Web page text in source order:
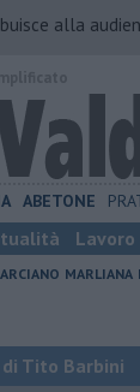
alla
ABETONE
Lavoro
MARLIANA
di Tito Barbini